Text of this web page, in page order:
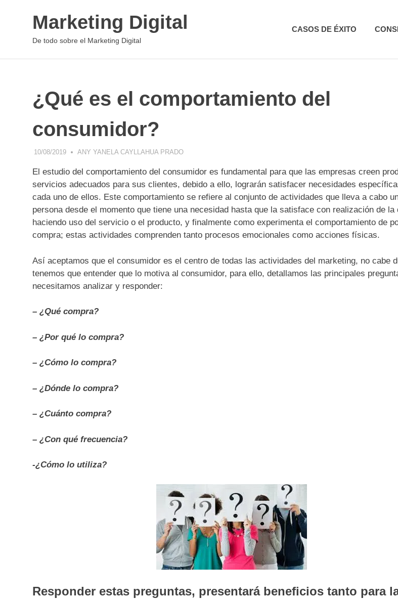
contenidoMarketing Digital
De todo sobre el Marketing Digital
CASOS DE ÉXITO
¿Qué es el comportamiento del
consumidor?
10/08/2019 ANY YANELA CAYLLAHUA PRADOCONCEPTOS DE MARKETING DIGITAL
El estudio del comportamiento del consumidor es fundamental para que las empresas creen
servicios adecuados para sus clientes, debido a ello, lograrán satisfacer necesidades
cada uno de ellos. Este comportamiento se refiere al conjunto de actividades que lleva a cabo
persona desde el momento que tiene una necesidad hasta que la satisface con realización de la
haciendo uso del servicio o el producto, y finalmente como experimenta el comportamiento de
compra; estas actividades comprenden tanto procesos emocionales como acciones físicas.
Así aceptamos que el consumidor es el centro de todas las actividades del marketing, no cabe
tenemos que entender que lo motiva al consumidor, para ello, detallamos las principales
necesitamos analizar y responder:
– ¿Qué compra?
– ¿Por qué lo compra?
– ¿Cómo lo compra?
– ¿Dónde lo compra?
– ¿Cuánto compra?
– ¿Con qué frecuencia?
-¿Cómo lo utiliza?
Responder estas preguntas, presentará beneficios tanto para